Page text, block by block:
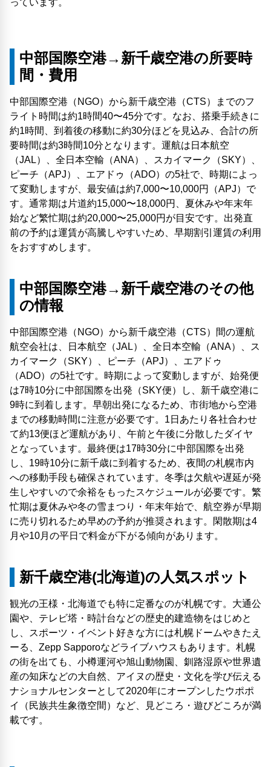
っています。
中部国際空港→新千歳空港の所要時
間・費用
中部国際空港（NGO）から新千歳空港（CTS）までのフ
ライト時間は約1時間40〜45分です。なお、搭乗手続きに
約1時間、到着後の移動に約30分ほどを見込み、合計の所
要時間は約3時間10分となります。運航は日本航空
（JAL）、全日本空輸（ANA）、スカイマーク（SKY）、
ピーチ（APJ）、エアドゥ（ADO）の5社で、時期によっ
て変動しますが、最安値は約7,000〜10,000円（APJ）で
す。通常期は片道約15,000〜18,000円、夏休みや年末年
始など繁忙期は約20,000〜25,000円が目安です。出発直
前の予約は運賃が高騰しやすいため、早期割引運賃の利用
をおすすめします。
中部国際空港→新千歳空港のその他
の情報
中部国際空港（NGO）から新千歳空港（CTS）間の運航
航空会社は、日本航空（JAL）、全日本空輸（ANA）、ス
カイマーク（SKY）、ピーチ（APJ）、エアドゥ
（ADO）の5社です。時期によって変動しますが、始発便
は7時10分に中部国際を出発（SKY便）し、新千歳空港に
9時に到着します。早朝出発になるため、市街地から空港
までの移動時間に注意が必要です。1日あたり各社合わせ
て約13便ほど運航があり、午前と午後に分散したダイヤ
となっています。最終便は17時30分に中部国際を出発
し、19時10分に新千歳に到着するため、夜間の札幌市内
への移動手段も確保されています。冬季は欠航や遅延が発
生しやすいので余裕をもったスケジュールが必要です。繁
忙期は夏休みや冬の雪まつり・年末年始で、航空券が早期
に売り切れるため早めの予約が推奨されます。閑散期は4
月や10月の平日で料金が下がる傾向があります。
新千歳空港(北海道)の人気スポット
観光の王様・北海道でも特に定番なのが札幌です。大通公
園や、テレビ塔・時計台などの歴史的建造物をはじめと
し、スポーツ・イベント好きな方には札幌ドームやきたえ
ーる、Zepp Sapporoなどライブハウスもあります。札幌
の街を出ても、小樽運河や旭山動物園、釧路湿原や世界遺
産の知床などの大自然、アイヌの歴史・文化を学び伝える
ナショナルセンターとして2020年にオープンしたウポポ
イ（民族共生象徴空間）など、見どころ・遊びどころが満
載です。